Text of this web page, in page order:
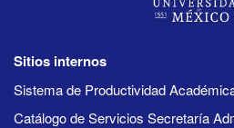
Sitios internos
Sistema de Productividad
Catálogo de Servicios Secretaría